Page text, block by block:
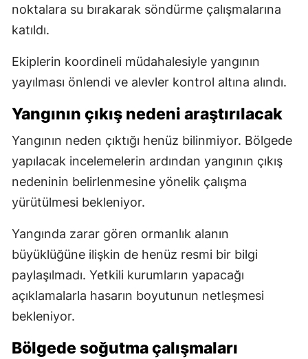
noktalara su bırakarak söndürme çalışmalarına
katıldı.
Ekiplerin koordineli müdahalesiyle yangının
yayılması önlendi ve alevler kontrol altına alındı.
Yangının çıkış nedeni araştırılacak
Yangının neden çıktığı henüz bilinmiyor. Bölgede
yapılacak incelemelerin ardından yangının çıkış
nedeninin belirlenmesine yönelik çalışma
yürütülmesi bekleniyor.
Yangında zarar gören ormanlık alanın
büyüklüğüne ilişkin de henüz resmi bir bilgi
paylaşılmadı. Yetkili kurumların yapacağı
açıklamalarla hasarın boyutunun netleşmesi
bekleniyor.
Bölgede soğutma çalışmaları